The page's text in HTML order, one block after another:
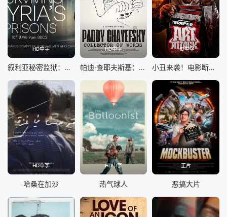
HD中字
叙利亚秘密监狱：幸存者的控诉
HD中字
帕迪·查耶夫斯基：字词收藏家
HD中字
小丑来袭！电影断魂小丑3幕后剖析
HD中字
哈桑在加沙
HD中字
热气球人
正片
恶搞大片